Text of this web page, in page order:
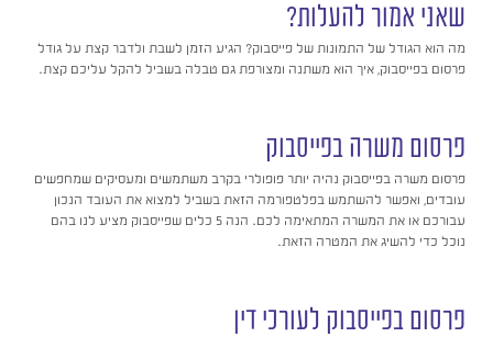
שאני אמור להעלות?
מה הוא הגודל של התמונות של פייסבוק? הגיע הזמן לשבת ולדבר קצת על גודל
פרסום בפייסבוק, איך הוא משתנה ומצורפת גם טבלה בשביל להקל עליכם קצת.
פרסום משרה בפייסבוק
פרסום משרה בפייסבוק נהיה יותר פופולרי בקרב משתמשים ומעסיקים שמחפשים
עובדים, ואפשר להשתמש בפלטפורמה הזאת בשביל למצוא את העובד הנכון
עבורכם או את המשרה המתאימה לכם. הנה 5 כלים שפייסבוק מציע לנו בהם
נוכל כדי להשיג את המטרה הזאת.
פרסום בפייסבוק לעורכי דין